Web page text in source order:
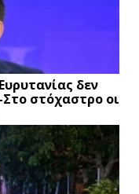
δεν
στόχαστρο οι